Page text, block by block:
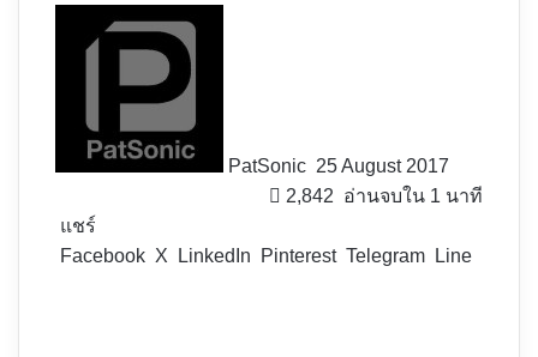
PatSonic 25 August 2017
2,842 อ่านจบใน 1 นาที
แชร์
Facebook X LinkedIn Pinterest Telegram Line